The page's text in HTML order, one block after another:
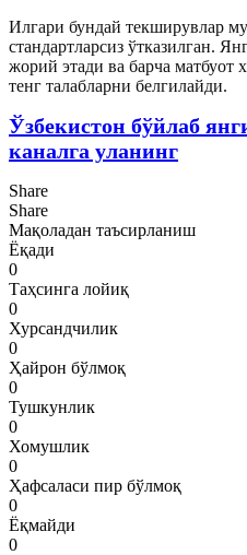
Илгари бундай текширувлар
стандартларсиз ўтказилган.
жорий этади ва барча матбуот
тенг талабларни белгилайди.
Ўзбекистон бўйлаб
каналга уланинг
Share
Share
Мақоладан таъсирланиш
Ёқади
0
Таҳсинга лойиқ
0
Хурсандчилик
0
Ҳайрон бўлмоқ
0
Тушкунлик
0
Хомушлик
0
Ҳафсаласи пир бўлмоқ
0
Ёқмайди
0